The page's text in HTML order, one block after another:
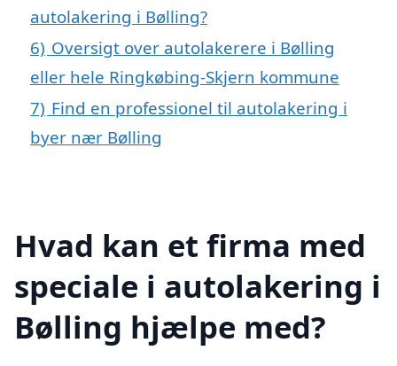
autolakering i Bølling?
6) Oversigt over autolakerere i Bølling
eller hele Ringkøbing-Skjern kommune
7) Find en professionel til autolakering i
byer nær Bølling
Hvad kan et firma med
speciale i autolakering i
Bølling hjælpe med?